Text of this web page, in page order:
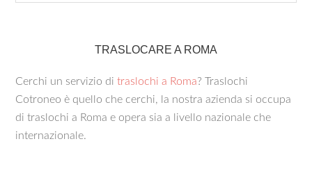
TRASLOCARE A ROMA
Cerchi un servizio ditraslochi a Roma? Traslochi
Cotroneo è quello che cerchi, la nostra azienda si occupa
di traslochi a Roma e opera sia a livello nazionale che
internazionale.